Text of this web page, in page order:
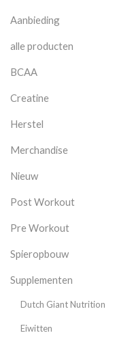
Aanbieding
alle producten
BCAA
Creatine
Herstel
Merchandise
Nieuw
Post Workout
Pre Workout
Spieropbouw
Supplementen
Dutch Giant Nutrition
Eiwitten